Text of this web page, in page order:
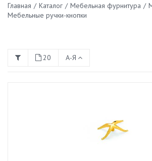
Главная / Каталог / Мебельная фурнитура /
Мебельные ручки-кнопки
20 А-Я